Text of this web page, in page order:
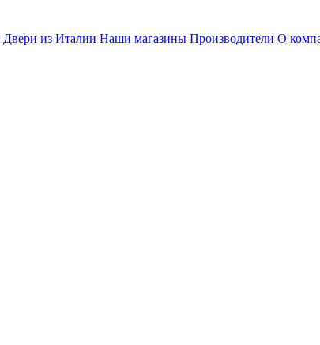
Двери из Италии Наши магазины Производители О